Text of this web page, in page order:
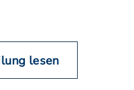
lesen